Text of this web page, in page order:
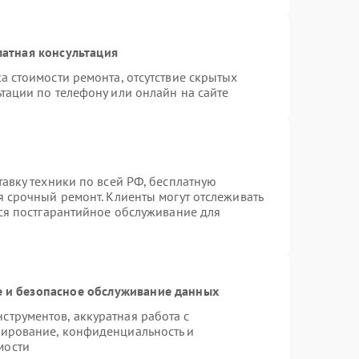
консультация
ремонта, отсутствие скрытых
по телефону или онлайн на сайте
техники по всей РФ, бесплатную
ремонт. Клиенты могут отслеживать
постгарантийное обслуживание для
безопасное обслуживание данных
аккуратная работа с
конфиденциальность и